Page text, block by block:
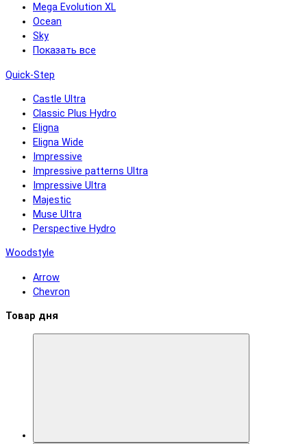
Mega Evolution XL
Ocean
Sky
Показать все
Quick-Step
Castle Ultra
Classic Plus Hydro
Eligna
Eligna Wide
Impressive
Impressive patterns Ultra
Impressive Ultra
Majestic
Muse Ultra
Perspective Hydro
Woodstyle
Arrow
Chevron
Товар дня